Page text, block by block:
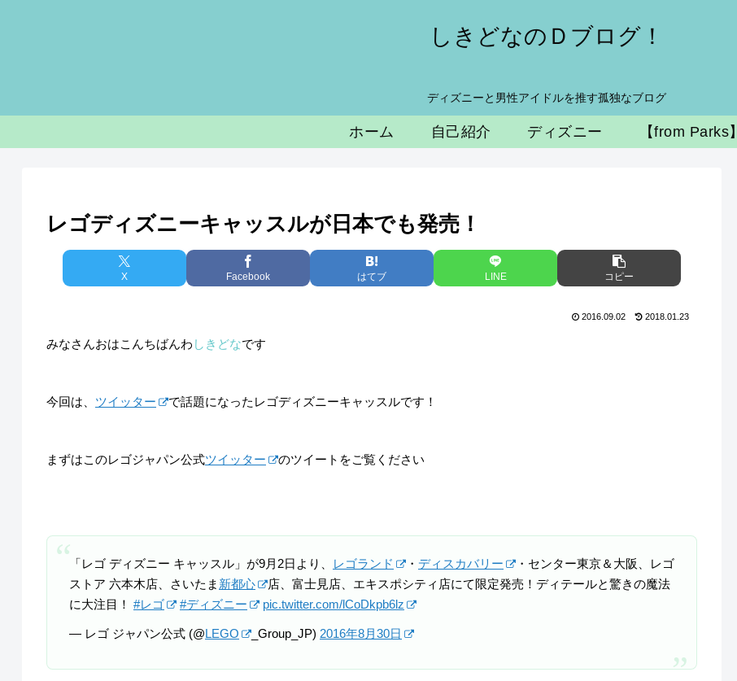
しきどなのＤブログ！
ディズニーと男性アイドルを推す孤独なブログ
ホーム 自己紹介 ディズニー 【from Parks】
レゴディズニーキャッスルが日本でも発売！
X Facebook はてブ LINE コピー
2016.09.02 2018.01.23
みなさんおはこんちばんわ しきどなです
今回は、 ツイッター で話題になったレゴディズニーキャッスルです！
まずはこのレゴジャパン公式ツイッター のツイートをご覧ください
「レゴ ディズニー キャッスル」が9月2日より、 レゴランド ・ ディスカバリー
・センター東京＆大阪、レゴ
ストア 六本木店、さいたま 新都心
店、富士見店、エキスポシティ店にて限定発売！ディテールと驚きの魔法
に大注目！ #レゴ #ディズニー pic.twitter.com/lCoDkpb6lz
— レゴ ジャパン公式 (@LEGO _Group_JP) 2016年8月30日